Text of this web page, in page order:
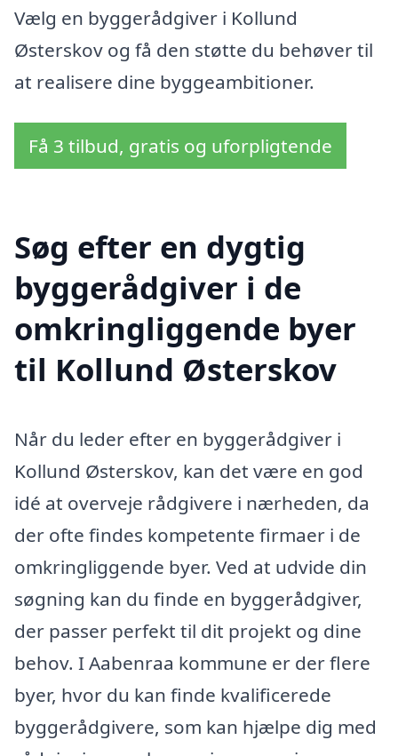
Vælg en byggerådgiver i Kollund
Østerskov og få den støtte du behøver til
at realisere dine byggeambitioner.
Få 3 tilbud, gratis og uforpligtende
Søg efter en dygtig
byggerådgiver i de
omkringliggende byer
til Kollund Østerskov
Når du leder efter en byggerådgiver i
Kollund Østerskov, kan det være en god
idé at overveje rådgivere i nærheden, da
der ofte findes kompetente firmaer i de
omkringliggende byer. Ved at udvide din
søgning kan du finde en byggerådgiver,
der passer perfekt til dit projekt og dine
behov. I Aabenraa kommune er der flere
byer, hvor du kan finde kvalificerede
byggerådgivere, som kan hjælpe dig med